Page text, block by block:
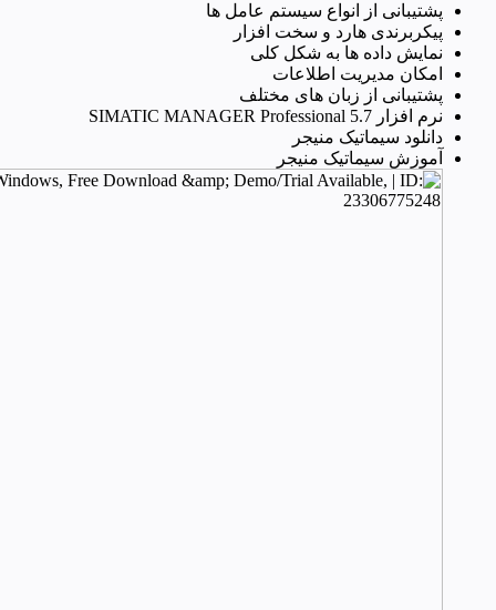
پشتیبانی از انواع سیستم عامل ها
پیکربرندی هارد و سخت افزار
نمایش داده ها به شکل کلی
امکان مدیریت اطلاعات
پشتیبانی از زبان های مختلف
نرم افزار SIMATIC MANAGER Professional 5.7
دانلود سیماتیک منیجر
آموزش سیماتیک منیجر